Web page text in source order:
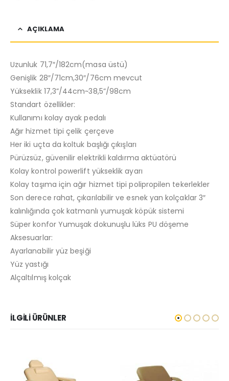
AÇIKLAMA
Uzunluk 71,7″/182cm(masa üstü)
Genişlik 28″/71cm,30″/76cm mevcut
Yükseklik 17,3”/44cm~38,5”/98cm
Standart özellikler:
Kullanımı kolay ayak pedalı
Ağır hizmet tipi çelik çerçeve
Her iki uçta da koltuk başlığı çıkışları
Pürüzsüz, güvenilir elektrikli kaldırma aktüatörü
Kolay kontrol powerlift yükseklik ayarı
Kolay taşıma için ağır hizmet tipi polipropilen tekerlekler
Son derece rahat, çıkarılabilir ve esnek yan kolçaklar 3″
kalınlığında çok katmanlı yumuşak köpük sistemi
Süper konfor Yumuşak dokunuşlu lüks PU döşeme
Aksesuarlar:
Ayarlanabilir yüz beşiği
Yüz yastığı
Alçaltılmış kolçak
İLGILI ÜRÜNLER